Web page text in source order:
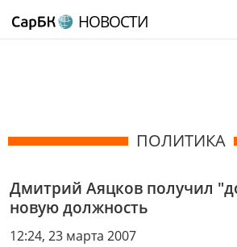
НОВОСТИ
ПОЛИТИКА
Дмитрий Аяцков получил
новую должность
12:24, 23 марта 2007